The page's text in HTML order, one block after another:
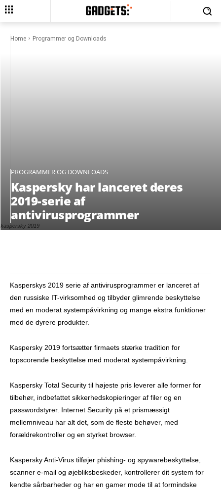
Home Programmer og Downloads
kaspersky 2019
PROGRAMMER OG DOWNLOADS
Kaspersky har lanceret deres
2019-serie af
antivirusprogrammer
Kasperskys 2019 serie af antivirusprogrammer er lanceret af
den russiske IT-virksomhed og tilbyder glimrende beskyttelse
med en moderat systempåvirkning og mange ekstra funktioner
med de dyrere produkter.
Kaspersky 2019 fortsætter firmaets stærke tradition for
topscorende beskyttelse med moderat systempåvirkning.
Kaspersky Total Security til højeste pris leverer alle former for
tilbehør, indbefattet sikkerhedskopieringer af filer og en
passwordstyrer. Internet Security på et prismæssigt
mellemniveau har alt det, som de fleste behøver, med
forældrekontroller og en styrket browser.
Kaspersky Anti-Virus tilføjer phishing- og spywarebeskyttelse,
scanner e-mail og øjebliksbeskeder, kontrollerer dit system for
kendte sårbarheder og har en gamer mode til at formindske